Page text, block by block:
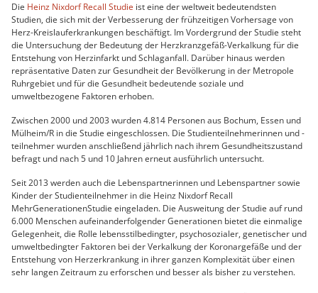
Die Heinz Nixdorf Recall Studie ist eine der weltweit bedeutendsten
Studien, die sich mit der Verbesserung der frühzeitigen Vorhersage von
Herz-Kreislauferkrankungen beschäftigt. Im Vordergrund der Studie steht
die Untersuchung der Bedeutung der Herzkranzgefäß-Verkalkung für die
Entstehung von Herzinfarkt und Schlaganfall. Darüber hinaus werden
repräsentative Daten zur Gesundheit der Bevölkerung in der Metropole
Ruhrgebiet und für die Gesundheit bedeutende soziale und
umweltbezogene Faktoren erhoben.
Zwischen 2000 und 2003 wurden 4.814 Personen aus Bochum, Essen und
Mülheim/R in die Studie eingeschlossen. Die Studienteilnehmerinnen und -
teilnehmer wurden anschließend jährlich nach ihrem Gesundheitszustand
befragt und nach 5 und 10 Jahren erneut ausführlich untersucht.
Seit 2013 werden auch die Lebenspartnerinnen und Lebenspartner sowie
Kinder der Studienteilnehmer in die Heinz Nixdorf Recall
MehrGenerationenStudie eingeladen. Die Ausweitung der Studie auf rund
6.000 Menschen aufeinanderfolgender Generationen bietet die einmalige
Gelegenheit, die Rolle lebensstilbedingter, psychosozialer, genetischer und
umweltbedingter Faktoren bei der Verkalkung der Koronargefäße und der
Entstehung von Herzerkrankung in ihrer ganzen Komplexität über einen
sehr langen Zeitraum zu erforschen und besser als bisher zu verstehen.